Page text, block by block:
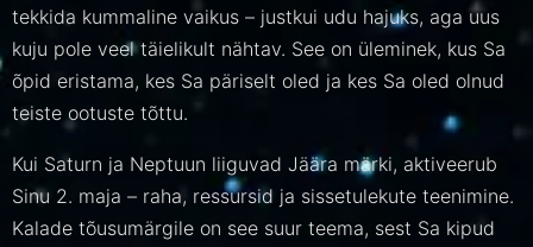
tekkida kummaline vaikus – justkui udu hajuks, aga uus
kuju pole veel täielikult nähtav. See on üleminek, kus Sa
õpid eristama, kes Sa päriselt oled ja kes Sa oled olnud
teiste ootuste tõttu.
Kui Saturn ja Neptuun liiguvad Jäära märki, aktiveerub
Sinu 2. maja – raha, ressursid ja sissetulekute teenimine.
Kalade tõusumärgile on see suur teema, sest Sa kipud